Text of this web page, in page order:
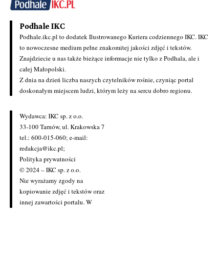
Podhale IKC
Podhale.ikc.pl to dodatek Ilustrowanego Kuriera codziennego IKC. IKC
to nowoczesne medium pełne znakomitej jakości zdjęć i tekstów.
Znajdziecie u nas także bieżące informacje nie tylko z Podhala, ale i
całej Małopolski.
Z dnia na dzień liczba naszych czytelników rośnie, czyniąc portal
doskonałym miejscem ludzi, którym leży na sercu dobro regionu.
Wydawca: IKC sp. z o.o.
33-100 Tarnów, ul. Krakowska 7
tel.: 600-015-060; e-mail:
redakcja@ikc.pl;
Polityka prywatności
© 2024 – IKC sp. z o.o.
Nie wyrażamy zgody na
kopiowanie zdjęć i tekstów oraz
innej zawartości portalu. W